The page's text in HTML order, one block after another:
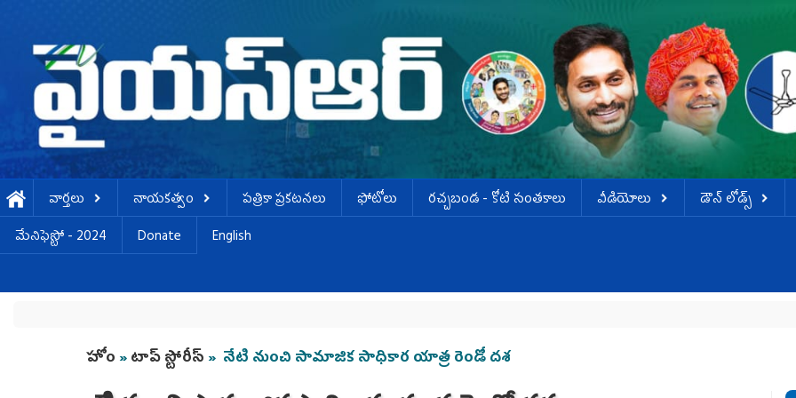
వార్తలు నాయకత్వం పత్రికా ప్రకటనలు ఫోటోలు ర‌చ్చ‌బండ‌ - కోటి సంత‌కాలు వీడియోలు డౌన్ లోడ్స్
మేనిఫెస్టో - 2024
Donate English
You are here
హోం »టాప్ స్టోరీస్ » నేటి నుంచి సామాజిక సాధికార యాత్ర రెండో దశ